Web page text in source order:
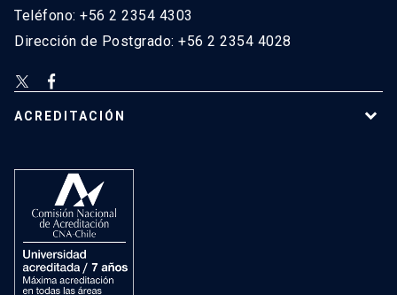
Teléfono: +56 2 2354 4303
Dirección de Postgrado: +56 2 2354 4028
ACREDITACIÓN